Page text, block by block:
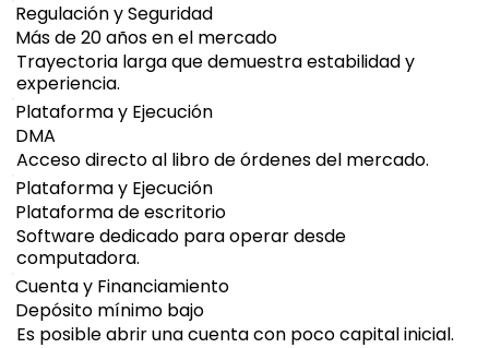
Regulación y Seguridad
Más de 20 años en el mercado
Trayectoria larga que demuestra estabilidad y
experiencia.
Plataforma y Ejecución
DMA
Acceso directo al libro de órdenes del mercado.
Plataforma y Ejecución
Plataforma de escritorio
Software dedicado para operar desde
computadora.
Cuenta y Financiamiento
Depósito mínimo bajo
Es posible abrir una cuenta con poco capital inicial.